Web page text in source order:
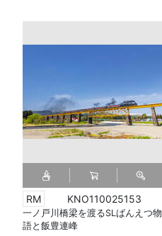
KNO110025153
一ノ戸川橋梁を渡るSLばんえつ物
語と飯豊連峰